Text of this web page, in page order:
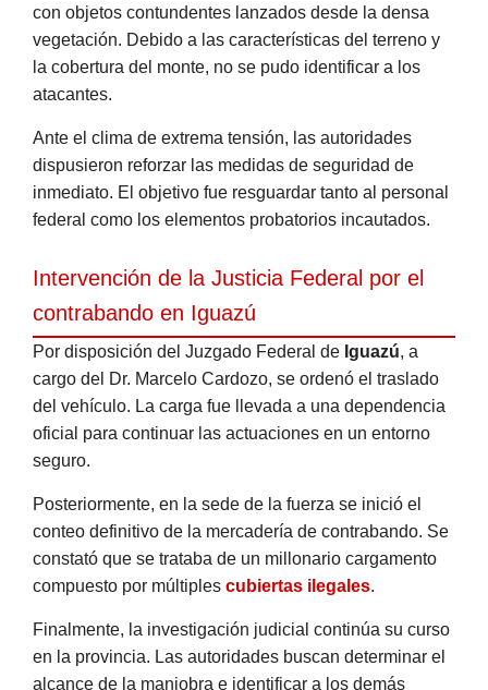
con objetos contundentes lanzados desde la densa
vegetación. Debido a las características del terreno y
la cobertura del monte, no se pudo identificar a los
atacantes.
Ante el clima de extrema tensión, las autoridades
dispusieron reforzar las medidas de seguridad de
inmediato. El objetivo fue resguardar tanto al personal
federal como los elementos probatorios incautados.
Intervención de la Justicia Federal por el
contrabando en Iguazú
Por disposición del Juzgado Federal de Iguazú, a
cargo del Dr. Marcelo Cardozo, se ordenó el traslado
del vehículo. La carga fue llevada a una dependencia
oficial para continuar las actuaciones en un entorno
seguro.
Posteriormente, en la sede de la fuerza se inició el
conteo definitivo de la mercadería de contrabando. Se
constató que se trataba de un millonario cargamento
compuesto por múltiples cubiertas ilegales.
Finalmente, la investigación judicial continúa su curso
en la provincia. Las autoridades buscan determinar el
alcance de la maniobra e identificar a los demás